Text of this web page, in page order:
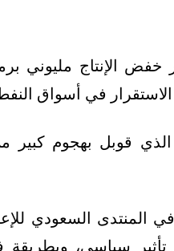
خفض الإنتاج مليوني
في أسواق
قوبل بهجوم كبير
المنتدى السعودي
سياسي، وبطريقة